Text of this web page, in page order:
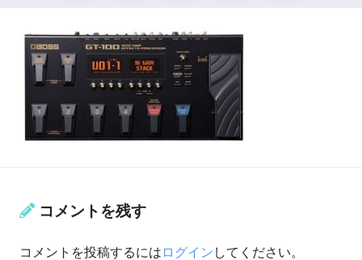
コメントを残す
コメントを投稿するには ログイン してください。